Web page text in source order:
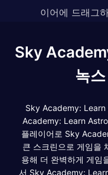
이어에 드래그
Sky
녹
Sky Academy: Learn
Academy: Learn
플레이어로 Sky
큰 스크린으로 게임을
용해 더 완벽하게 게임
서 Sky Academy: